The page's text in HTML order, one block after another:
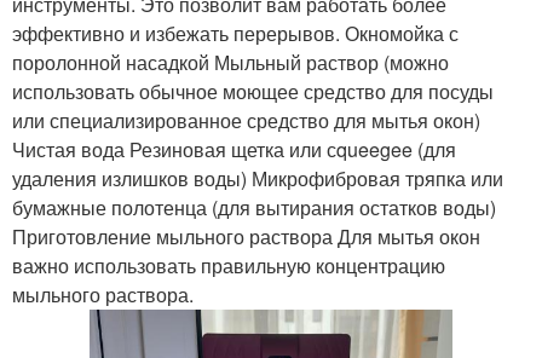
эффективно и избежать перерывов. Окномойка с
поролонной насадкой Мыльный раствор (можно
использовать обычное моющее средство для посуды
или специализированное средство для мытья окон)
Чистая вода Резиновая щетка или сqueegee (для
удаления излишков воды) Микрофибровая тряпка или
бумажные полотенца (для вытирания остатков воды)
Приготовление мыльного раствора Для мытья окон
важно использовать правильную концентрацию
мыльного раствора.